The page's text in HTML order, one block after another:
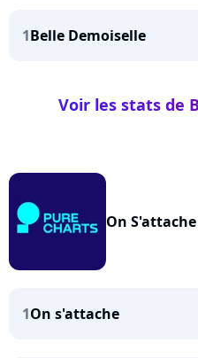
1Belle Demoiselle
Voir les stats de
On S'attache
1On s'attache